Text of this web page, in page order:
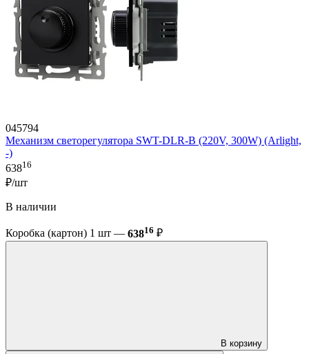
045794
Механизм светорегулятора SWT-DLR-B (220V, 300W) (Arlight,
-)
63816
₽/шт
В наличии
Коробка (картон) 1 шт — 63816 ₽
В корзину